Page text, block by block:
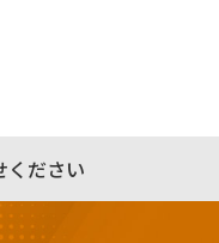
ください